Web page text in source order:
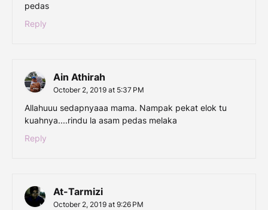
pedas
Reply
Ain Athirah
October 2, 2019 at 5:37 PM
Allahuuu sedapnyaaa mama. Nampak pekat elok tu
kuahnya....rindu la asam pedas melaka
Reply
At-Tarmizi
October 2, 2019 at 9:26 PM